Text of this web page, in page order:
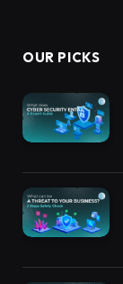
OUR PICKS